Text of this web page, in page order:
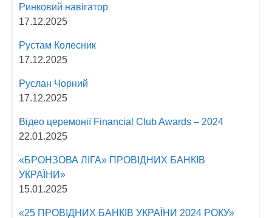
Ринковий навігатор
17.12.2025
Рустам Колесник
17.12.2025
Руслан Чорний
17.12.2025
Відео церемонії Fіnancial Сlub Awards – 2024
22.01.2025
«БРОНЗОВА ЛІГА» ПРОВІДНИХ БАНКІВ
УКРАЇНИ»
15.01.2025
«25 ПРОВІДНИХ БАНКІВ УКРАЇНИ 2024 РОКУ»